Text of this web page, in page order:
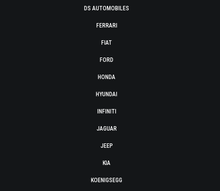
DS AUTOMOBILES
FERRARI
FIAT
FORD
HONDA
HYUNDAI
INFINITI
JAGUAR
JEEP
KIA
KOENIGSEGG